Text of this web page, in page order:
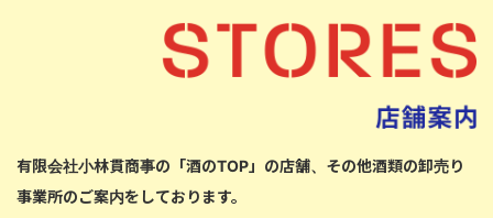
有限会社小林貫商事の「酒のTOP」の店舗、 その他酒類の卸売り
事業所のご案内をしております。